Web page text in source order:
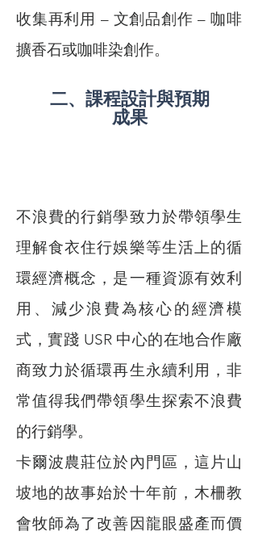
收集再利用 – 文創品創作 – 咖啡
擴香石或咖啡染創作。
二、課程設計與預期
成果
不浪費的行銷學致力於帶領學生
理解食衣住行娛樂等生活上的循
環經濟概念，是一種資源有效利
用、減少浪費為核心的經濟模
式，實踐 USR 中心的在地合作廠
商致力於循環再生永續利用，非
常值得我們帶領學生探索不浪費
的行銷學。
卡爾波農莊位於內門區，這片山
坡地的故事始於十年前，木柵教
會牧師為了改善因龍眼盛產而價